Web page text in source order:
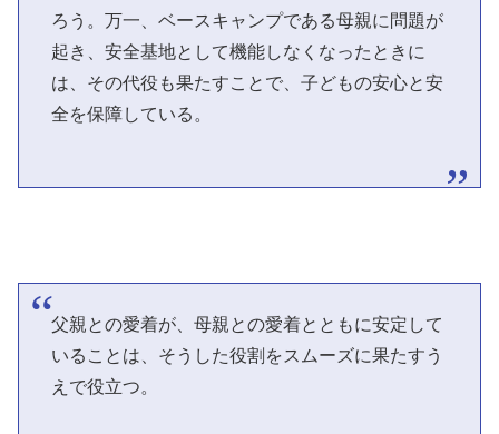
ろう。万一、ベースキャンプである母親に問題が
起き、安全基地として機能しなくなったときに
は、その代役も果たすことで、子どもの安心と安
全を保障している。
父親との愛着が、母親との愛着とともに安定して
いることは、そうした役割をスムーズに果たすう
えで役立つ。